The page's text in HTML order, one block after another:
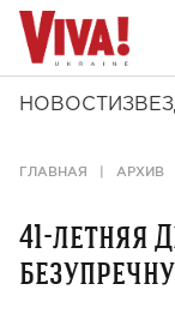
НОВОСТИ
ГЛАВНАЯ АРХИВ
41-летняя